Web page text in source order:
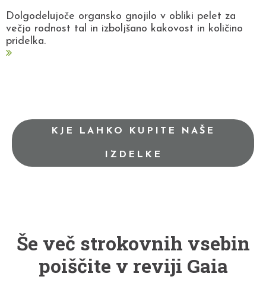
Dolgodelujoče organsko gnojilo v obliki pelet za
večjo rodnost tal in izboljšano kakovost in količino
pridelka.
KJE LAHKO KUPITE NAŠE
IZDELKE
Še več strokovnih vsebin
poiščite v reviji Gaia